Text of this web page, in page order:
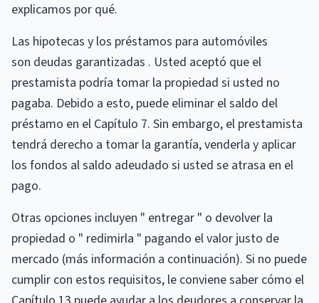
explicamos por qué.
Las hipotecas y los préstamos para automóviles
son deudas garantizadas . Usted aceptó que el
prestamista podría tomar la propiedad si usted no
pagaba. Debido a esto, puede eliminar el saldo del
préstamo en el Capítulo 7. Sin embargo, el prestamista
tendrá derecho a tomar la garantía, venderla y aplicar
los fondos al saldo adeudado si usted se atrasa en el
pago.
Otras opciones incluyen " entregar " o devolver la
propiedad o " redimirla " pagando el valor justo de
mercado (más información a continuación). Si no puede
cumplir con estos requisitos, le conviene saber cómo el